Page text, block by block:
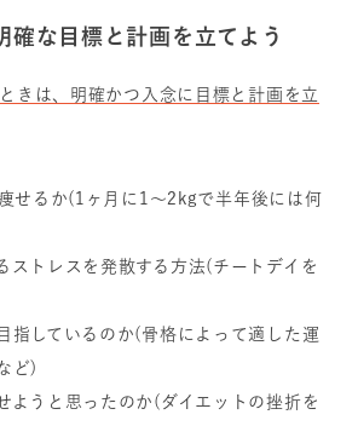
確な目標と計画を立てよう
きは、明確かつ入念に目標と計画を立
せるか(1ヶ月に1〜2kgで半年後には何
ストレスを発散する方法(チートデイを
指しているのか(骨格によって適した運
ど)
ようと思ったのか(ダイエットの挫折を